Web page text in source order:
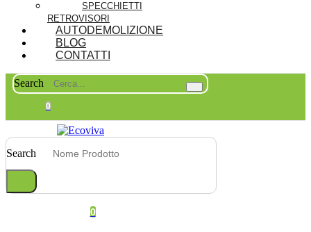
SPECCHIETTI
RETROVISORI
AUTODEMOLIZIONE
BLOG
CONTATTI
Search
0
Search
0